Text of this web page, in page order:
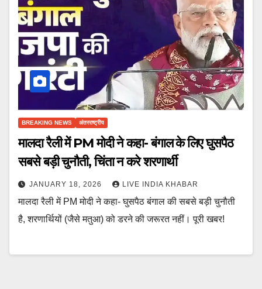
BREAKING NEWS अंतरराष्ट्रीय
मालदा रैली में PM मोदी ने कहा- बंगाल के लिए घुसपैठ
सबसे बड़ी चुनौती, चिंता न करे शरणार्थी
JANUARY 18, 2026 LIVE INDIA KHABAR
मालदा रैली में PM मोदी ने कहा- घुसपैठ बंगाल की सबसे बड़ी चुनौती
है, शरणार्थियों (जैसे मतुआ) को डरने की जरूरत नहीं। पूरी खबर!